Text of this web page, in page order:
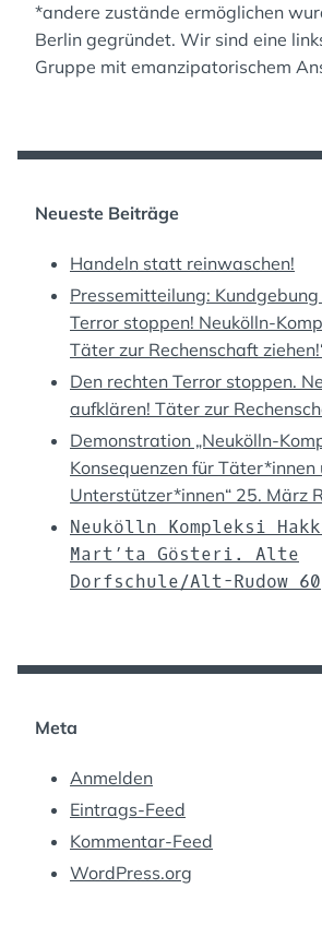
*andere zustände ermöglichen
Berlin gegründet. Wir sind eine
Gruppe mit emanzipatorischem
Neueste Beiträge
Handeln statt reinwaschen!
Pressemitteilung: Kundgebung
Terror stoppen! Neukölln-
Täter zur Rechenschaft
Den rechten Terror stoppen.
aufklären! Täter zur
Demonstration „Neukölln-
Konsequenzen für Täter*innen
Unterstützer*innen“ 25. März
Neukölln Kompleksi
Mart’ta Gösteri. Alte
Dorfschule/Alt-Rudow 60
Meta
Anmelden
Eintrags-Feed
Kommentar-Feed
WordPress.org